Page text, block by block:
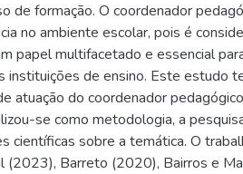
de formação. O coordenador
no ambiente escolar, pois é
papel multifacetado e essencial
instituições de ensino. Este estudo
atuação do coordenador
se como metodologia, a
científicas sobre a temática. O
(2023), Barreto (2020), Bairros e